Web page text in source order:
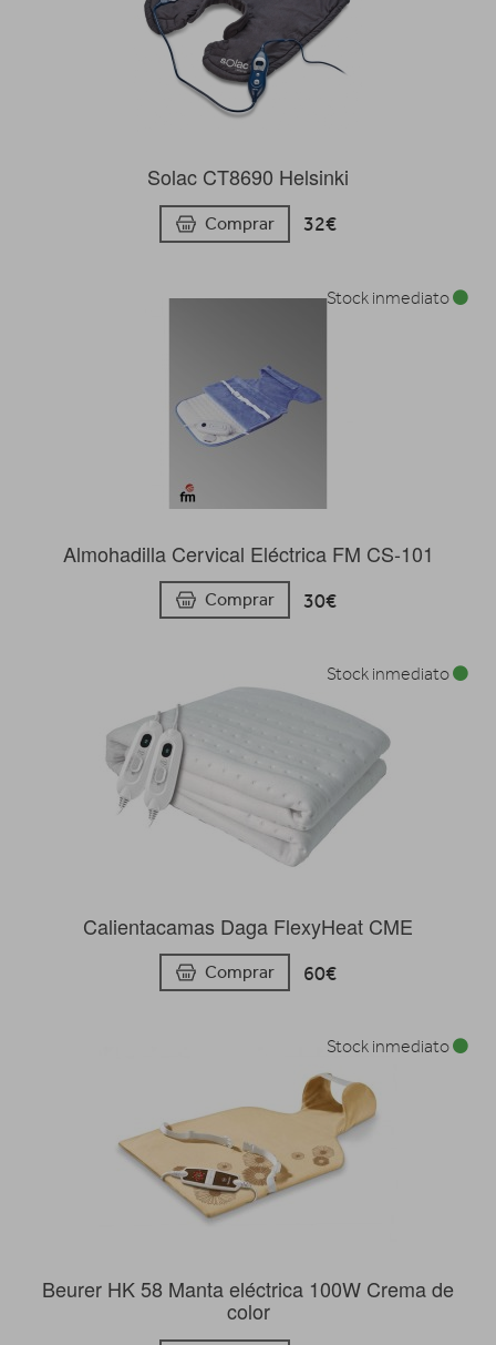
Solac CT8690 Helsinki
Comprar 32€
Almohadilla Cervical Eléctrica FM CS-101
Comprar 30€
Stock inmediato
Calientacamas Daga FlexyHeat CME
Comprar 60€
Stock inmediato
Beurer HK 58 Manta eléctrica 100W Crema de
color
Stock inmediato